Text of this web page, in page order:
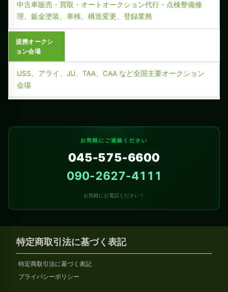
中古車販売・買取・オートオークション代行・点検整備修
理、鈑金塗装、車検、構造変更、登録業務
提携オークシ
ョン会場
USS、アライ、JU、TAA、CAA など全国主要オークション
会場
お気軽にご連絡ください
045-575-6600
090-2627-4111
お気軽にお電話ください！
特定商取引法に基づく表記
特定商取引法に基づく表記
プライバシーポリシー